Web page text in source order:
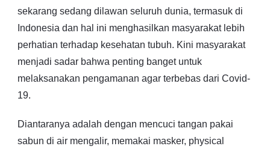
sekarang sedang dilawan seluruh dunia, termasuk di
Indonesia dan hal ini menghasilkan masyarakat lebih
perhatian terhadap kesehatan tubuh. Kini masyarakat
menjadi sadar bahwa penting banget untuk
melaksanakan pengamanan agar terbebas dari Covid-
19.
Diantaranya adalah dengan mencuci tangan pakai
sabun di air mengalir, memakai masker, physical